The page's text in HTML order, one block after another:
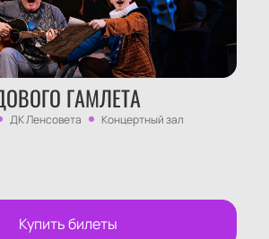
ГАМЛЕТА
ДК Ленсовета Концертный зал
Купить билеты